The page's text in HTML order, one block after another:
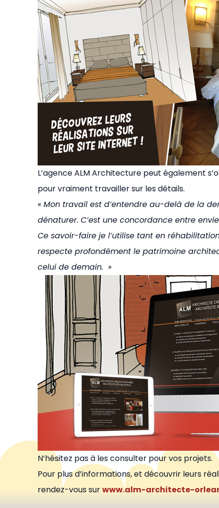
L’agence ALM Architecture peut également
pour vraiment travailler sur les détails.
« Mon travail est d’entendre au-delà de la
dénaturer. C’est une concordance entre
Ce savoir-faire je l’utilise tant en
respecte profondément le patrimoine
celui de demain. »
N’hésitez pas à les consulter pour vos projets.
Pour plus d’informations, et découvrir leurs
rendez-vous surwww.alm-architecte-